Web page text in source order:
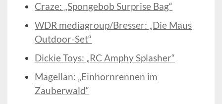
Craze: „Spongebob Surprise Bag“
WDR mediagroup/Bresser: „Die Maus
Outdoor-Set“
Dickie Toys: „RC Amphy Splasher“
Magellan: „Einhornrennen im
Zauberwald“